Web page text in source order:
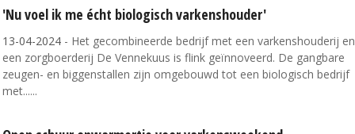
'Nu voel ik me écht biologisch varkenshouder'
13-04-2024 - Het gecombineerde bedrijf met een varkenshouderij en
een zorgboerderij De Vennekuus is flink geïnnoveerd. De gangbare
zeugen- en biggenstallen zijn omgebouwd tot een biologisch bedrijf
met...